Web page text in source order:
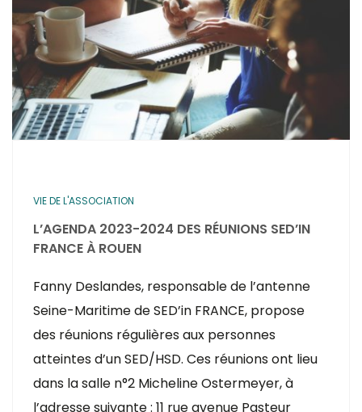
VIE DE L'ASSOCIATION
L’AGENDA 2023-2024 DES RÉUNIONS SED’IN
FRANCE À ROUEN
Fanny Deslandes, responsable de l’antenne
Seine-Maritime de SED’in FRANCE, propose
des réunions régulières aux personnes
atteintes d’un SED/HSD. Ces réunions ont lieu
dans la salle n°2 Micheline Ostermeyer, à
l’adresse suivante : 11 rue avenue Pasteur